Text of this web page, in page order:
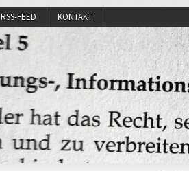
RSS-FEED KONTAKT